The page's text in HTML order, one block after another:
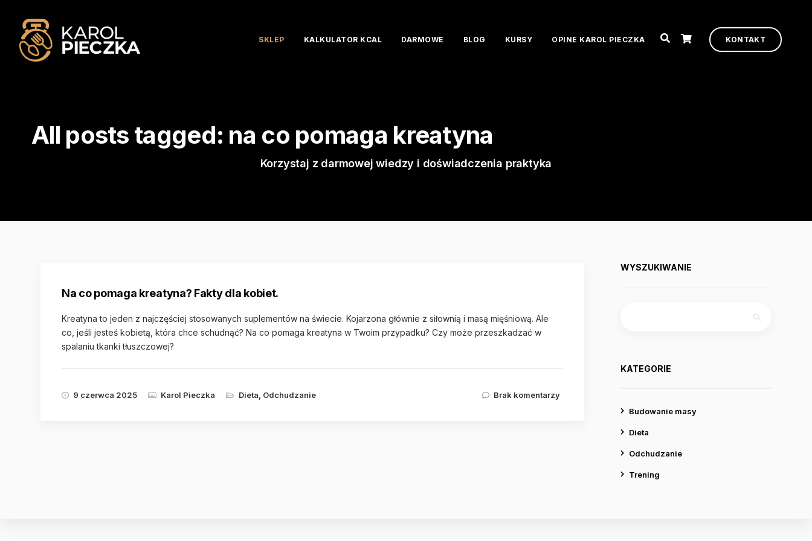
SKLEP KALKULATOR KCAL DARMOWE BLOG KURSY OPINE KAROL PIECZKA KONTAKT
All posts tagged: na co pomaga kreatyna
Korzystaj z darmowej wiedzy i doświadczenia praktyka
Na co pomaga kreatyna? Fakty dla kobiet.
Kreatyna to jeden z najczęściej stosowanych suplementów na świecie. Kojarzona głównie z siłownią i masą mięśniową. Ale
co, jeśli jesteś kobietą, która chce schudnąć? Na co pomaga kreatyna w Twoim przypadku? Czy może przeszkadzać w
spalaniu tkanki tłuszczowej?
9 czerwca 2025 Karol Pieczka Dieta Odchudzanie Brak komentarzy
WYSZUKIWANIE
KATEGORIE
Budowanie masy
Dieta
Odchudzanie
Trening